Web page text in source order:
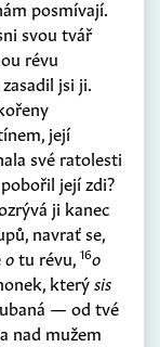
posmívají.
svou tvář
révu
jsi ji.
její
své ratolesti
její zdi?
ji kanec
navrať se,
otu révu, 16o
kterýsis
— od tvé
nad mužem